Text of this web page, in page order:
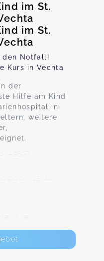
im St.
im St.
Notfall!
Kurs in Vechta
der
Hilfe am Kind
in
weitere
49377
- 15:00